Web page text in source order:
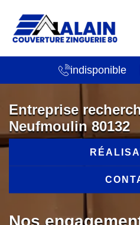
indisponible
Entreprise
Neufmoulin 80132
Nos